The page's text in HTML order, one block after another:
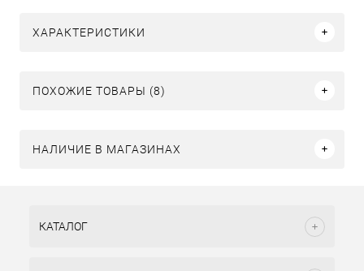
ХАРАКТЕРИСТИКИ
ПОХОЖИЕ ТОВАРЫ (8)
НАЛИЧИЕ В МАГАЗИНАХ
КАТАЛОГ